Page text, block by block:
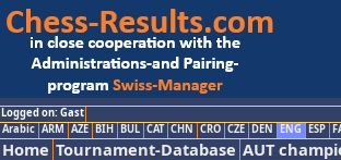
Logged on: Gast
Arabic ARM AZE BIH BUL CAT CHN CRO CZE DEN ENG ESP
Home Tournament-Database AUT